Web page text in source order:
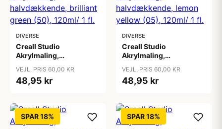
DIVERSE
Creall Studio
Akrylmaling,
green (50), 120ml/ 1 fl.
VEJL. PRIS 60,00 KR
48,95 kr
DIVERSE
Creall Studio
Akrylmaling,
yellow (05), 120ml/ 1 fl.
VEJL. PRIS 60,00 KR
48,95 kr
SPAR 18% SPAR 18%